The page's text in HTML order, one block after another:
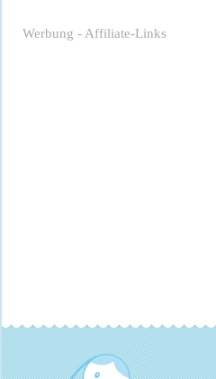
Werbung - Affiliate-Links